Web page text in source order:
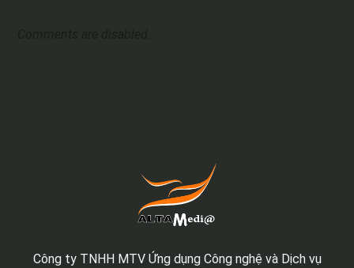
Công ty TNHH MTV Ứng dụng Công nghệ và Dịch vụ